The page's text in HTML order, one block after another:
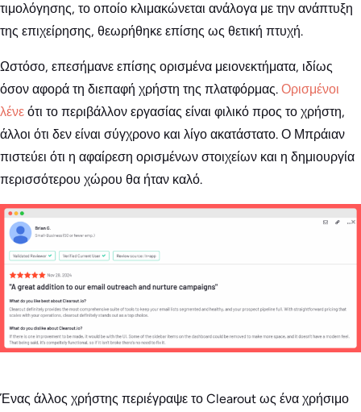
τιμολόγησης, το οποίο κλιμακώνεται ανάλογα με την ανάπτυξη
της επιχείρησης, θεωρήθηκε επίσης ως θετική πτυχή.
Ωστόσο, επεσήμανε επίσης ορισμένα μειονεκτήματα, ιδίως
όσον αφορά τη διεπαφή χρήστη της πλατφόρμας. Ορισμένοι
λένε ότι το περιβάλλον εργασίας είναι φιλικό προς το χρήστη,
άλλοι ότι δεν είναι σύγχρονο και λίγο ακατάστατο. Ο Μπράιαν
πιστεύει ότι η αφαίρεση ορισμένων στοιχείων και η δημιουργία
περισσότερου χώρου θα ήταν καλό.
Ένας άλλος χρήστης περιέγραψε το Clearout ως ένα χρήσιμο